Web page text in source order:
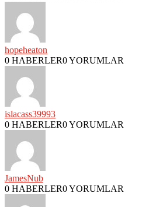
hopeheaton
0 HABERLER0 YORUMLAR
islacass39993
0 HABERLER0 YORUMLAR
JamesNub
0 HABERLER0 YORUMLAR